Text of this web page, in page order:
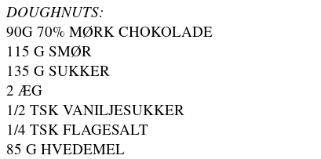
DOUGHNUTS:
90G 70% MØRK CHOKOLADE
115 G SMØR
135 G SUKKER
2 ÆG
1/2 TSK VANILJESUKKER
1/4 TSK FLAGESALT
85 G HVEDEMEL